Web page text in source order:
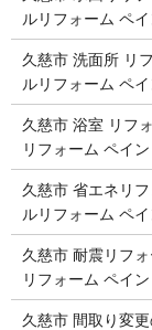
ルリフォーム ペ
久慈市 洗面所 リ
ルリフォーム ペ
久慈市 浴室 リフ
リフォーム ペイ
久慈市 省エネリ
ルリフォーム ペ
久慈市 耐震リフ
リフォーム ペイ
久慈市 間取り変